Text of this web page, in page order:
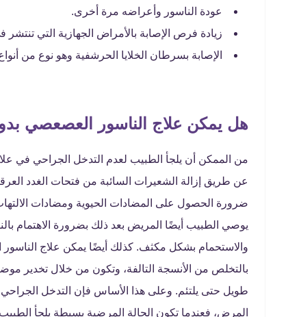
عودة الناسور وأعراضه مرة أخرى.
زيادة فرص الإصابة بالأمراض الجهازية التي
الإصابة بسرطان الخلايا الحرشفية وهو نوع من
هل يمكن علاج الناسور العصعصي
من الممكن أن يلجأ الطبيب لعدم التدخل الجراحي في
عن طريق إزالة الشعيرات السائبة من فتحات الغدد
ضرورة الحصول على المضادات الحيوية ومضادات
يوصي الطبيب أيضًا المريض بعد ذلك بضرورة الاهتمام
والاستحمام بشكل مكثف. كذلك أيضًا يمكن علاج
بالتخلص من الأنسجة التالفة، وتكون من خلال تخدير
طويل حتى يلتئم. وعلى هذا الأساس فإن التدخل
المرض، فعندما تكون الحالة المرضية بسيطة يلجأ